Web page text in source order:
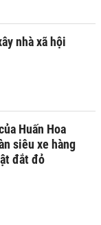
nhà xã hội
Huấn Hoa
siêu xe hàng
đắt đỏ